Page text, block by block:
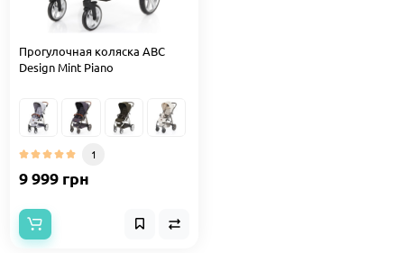
Прогулочная коляска ABC
Design Mint Piano
1
9 999 грн